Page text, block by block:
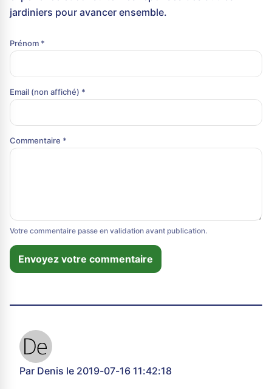
jardiniers pour avancer ensemble.
Prénom *
Email (non affiché) *
Commentaire *
Votre commentaire passe en validation avant publication.
Envoyez votre commentaire
Par Denis le 2019-07-16 11:42:18